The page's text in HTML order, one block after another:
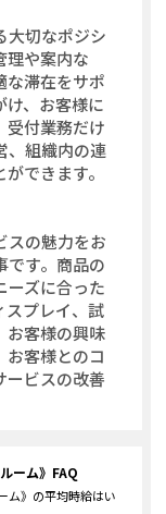
大切なポジシ
理や案内な
な滞在をサポ
け、お客様に
受付業務だけ
、組織内の連
できます。
スの魅力をお
です。商品の
ーズに合った
スプレイ、試
お客様の興味
お客様とのコ
ービスの改善
ーム》 FAQ
》 の平均時給はい